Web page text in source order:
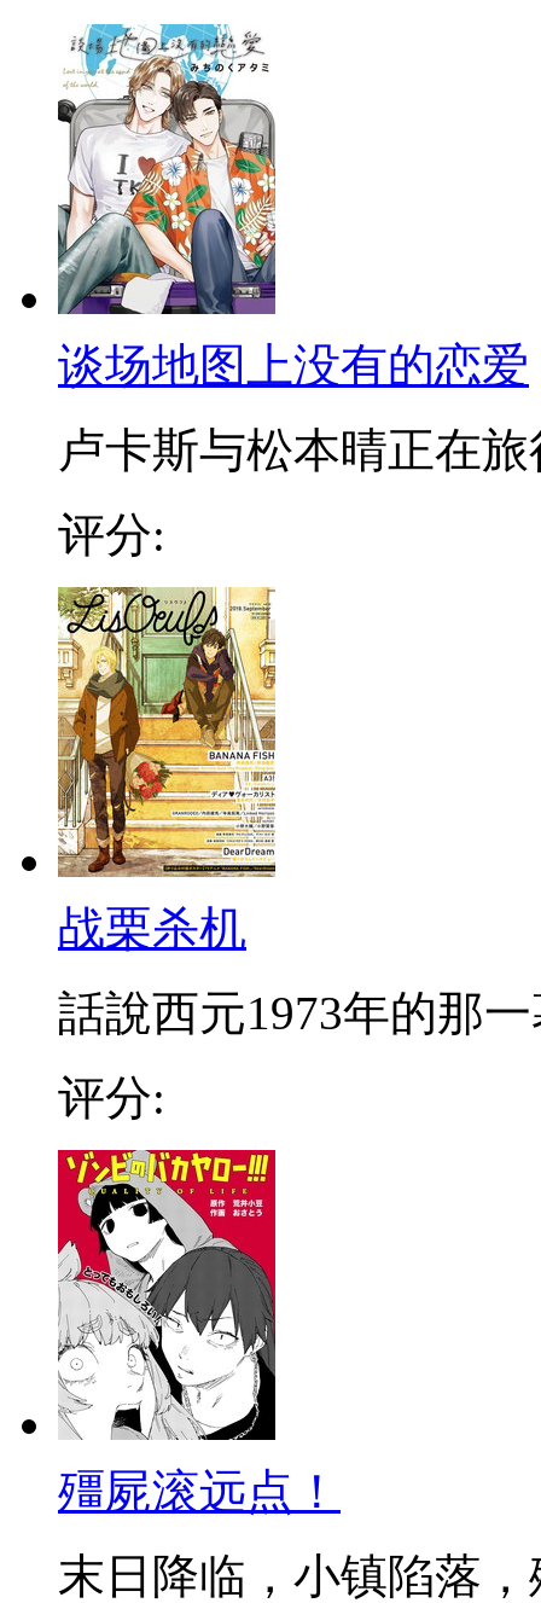
谈场地图上没有的恋爱
卢卡斯与松本晴正在旅
评分:
战栗杀机
話說西元1973年的那
评分:
殭屍滚远点！
末日降临，小镇陷落，